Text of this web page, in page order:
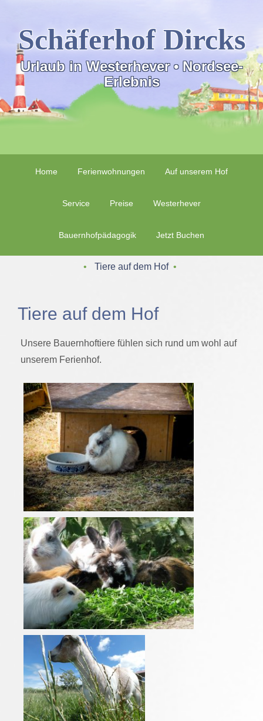
Schäferhof Dircks
Urlaub in Westerhever • Nordsee-
Erlebnis
Home Ferienwohnungen Auf unserem Hof
Service Preise Westerhever
Bauernhofpädagogik Jetzt Buchen
‌ • ‌ Tiere auf dem Hof ‌ • ‌
Tiere auf dem Hof
Unsere Bauernhoftiere fühlen sich rund um wohl auf
unserem Ferienhof.